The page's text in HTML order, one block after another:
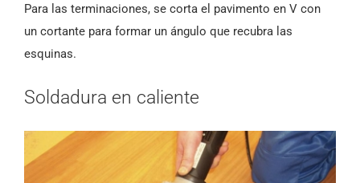
Para las terminaciones, se corta el pavimento en V con
un cortante para formar un ángulo que recubra las
esquinas.
Soldadura en caliente